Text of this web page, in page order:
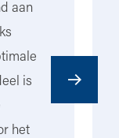
aan
is
het